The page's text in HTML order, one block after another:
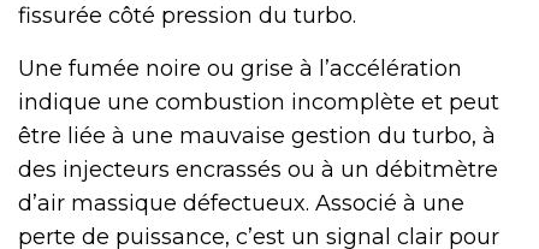
fissurée côté pression du turbo.
Une fumée noire ou grise à l’accélération
indique une combustion incomplète et peut
être liée à une mauvaise gestion du turbo, à
des injecteurs encrassés ou à un débitmètre
d’air massique défectueux. Associé à une
perte de puissance, c’est un signal clair pour